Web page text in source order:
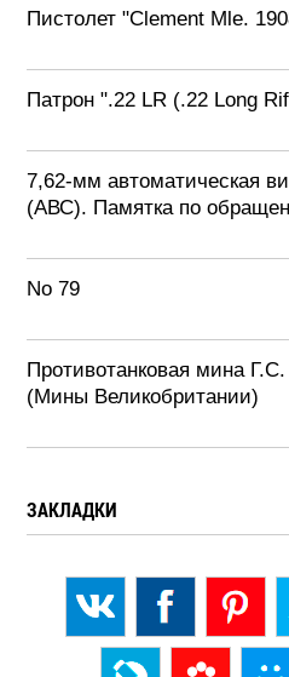
Пистолет "Clement Mle.
Патрон ".22 LR (.22 Long
7,62-мм автоматическая
(АВС). Памятка по
No 79
Противотанковая мина
(Мины Великобритании)
ЗАКЛАДКИ